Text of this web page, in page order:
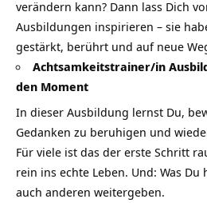
verändern kann? Dann lass Dich
Ausbildungen inspirieren – sie
gestärkt, berührt und auf neue
Achtsamkeitstrainer/in
den Moment
In dieser Ausbildung lernst Du,
Gedanken zu beruhigen und
Für viele ist das der erste Schritt
rein ins echte Leben. Und: Was
auch anderen weitergeben.